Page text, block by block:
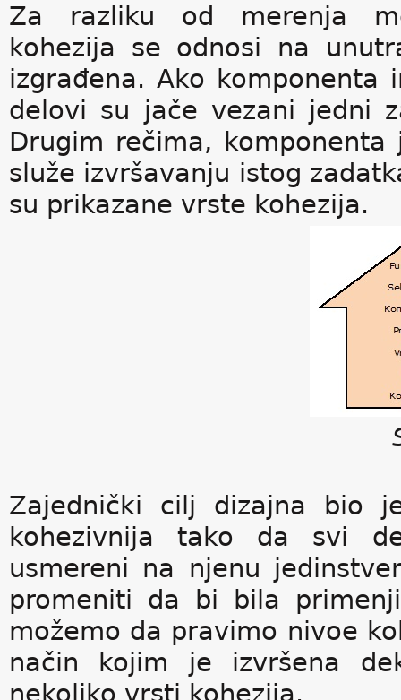
Za razliku od merenja
kohezija se odnosi na
izgrađena. Ako
delovi su jače vezani jedni
Drugim rečima,
služe izvršavanju istog
su prikazane vrste kohezija.
Zajednički cilj dizajna bio
kohezivnija tako da svi
usmereni na njenu
promeniti da bi bila
možemo da pravimo nivoe
način kojim je izvršena
nekoliko vrsti kohezija.